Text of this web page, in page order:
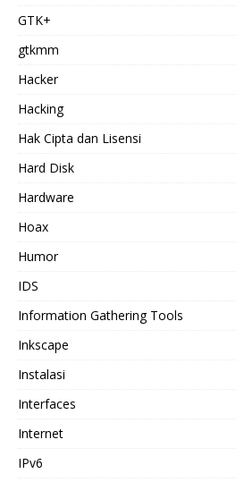
GTK+
gtkmm
Hacker
Hacking
Hak Cipta dan Lisensi
Hard Disk
Hardware
Hoax
Humor
IDS
Information Gathering Tools
Inkscape
Instalasi
Interfaces
Internet
IPv6